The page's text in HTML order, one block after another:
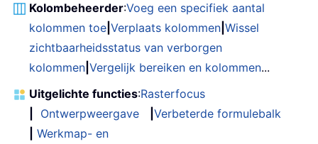
Kolombeheerder:Voeg een specifiek aantal
kolommen toe Verplaats kolommen Wissel
zichtbaarheidsstatus van verborgen
kolommen Vergelijk bereiken en kolommen...
Uitgelichte functies:Rasterfocus
Ontwerpweergave
Verbeterde formulebalk
Werkmap- en